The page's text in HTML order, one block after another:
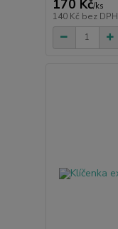
170 Kč/ks
140 Kč bez DPH